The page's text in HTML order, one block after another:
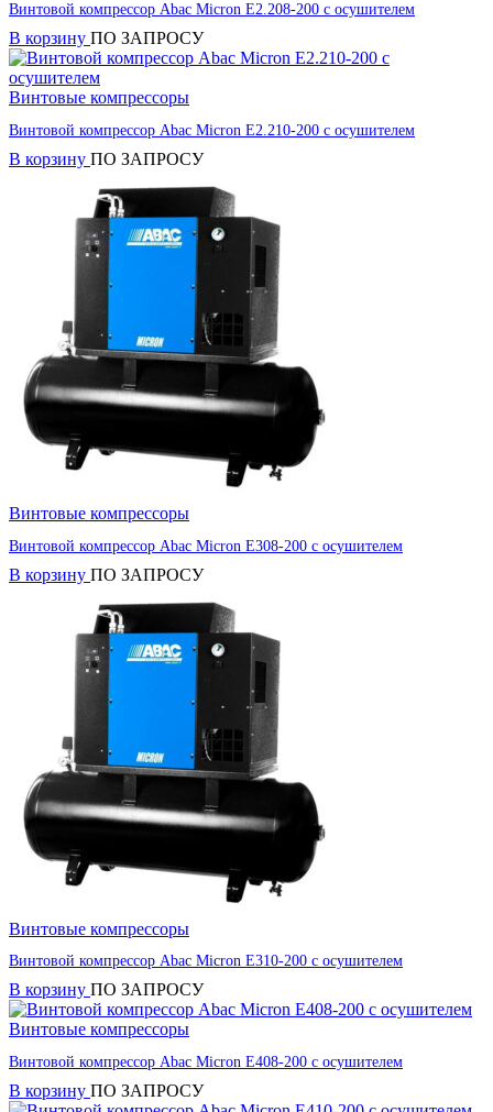
Винтовой компрессор Abac Micron E2.208-200 с осушителем
В корзину ПО ЗАПРОСУ
Винтовые компрессоры
Винтовой компрессор Abac Micron E2.210-200 с осушителем
В корзину ПО ЗАПРОСУ
Винтовые компрессоры
Винтовой компрессор Abac Micron E308-200 с осушителем
В корзину ПО ЗАПРОСУ
Винтовые компрессоры
Винтовой компрессор Abac Micron E310-200 с осушителем
В корзину ПО ЗАПРОСУ
Винтовые компрессоры
Винтовой компрессор Abac Micron E408-200 с осушителем
В корзину ПО ЗАПРОСУ